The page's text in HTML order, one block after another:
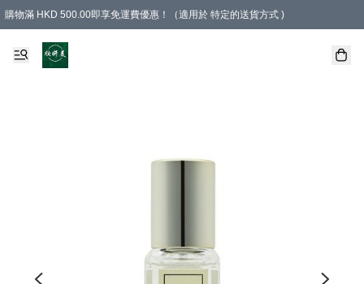
購物滿 HKD 500.00即享免運費優惠！（適用於 特定的送貨方式 )